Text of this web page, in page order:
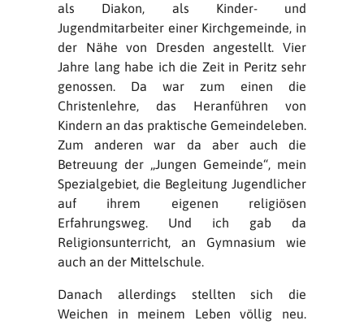
als Diakon, als Kinder- und
Jugendmitarbeiter einer Kirchgemeinde, in
der Nähe von Dresden angestellt. Vier
Jahre lang habe ich die Zeit in Peritz sehr
genossen. Da war zum einen die
Christenlehre, das Heranführen von
Kindern an das praktische Gemeindeleben.
Zum anderen war da aber auch die
Betreuung der „Jungen Gemeinde“, mein
Spezialgebiet, die Begleitung Jugendlicher
auf ihrem eigenen religiösen
Erfahrungsweg. Und ich gab da
Religionsunterricht, an Gymnasium wie
auch an der Mittelschule.
Danach allerdings stellten sich die
Weichen in meinem Leben völlig neu.